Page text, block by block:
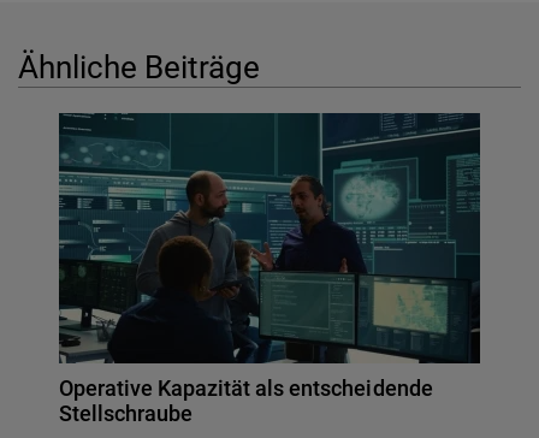
Ähnliche Beiträge
Operative Kapazität als entscheidende
Stellschraube